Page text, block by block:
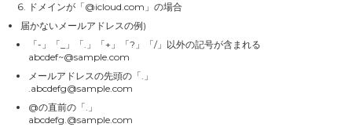
ドメインが「@icloud.com」の場合
届かないメールアドレスの例)
「-」「_」「.」「+」「?」「/」以外の記号が含まれる
abcdef~@sample.com
メールアドレスの先頭の「.」
.abcdefg@sample.com
@の直前の「.」
abcdefg.@sample.com